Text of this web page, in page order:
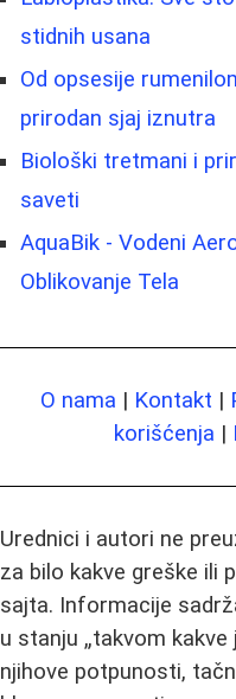
stidnih usana
Od opsesije
prirodan sjaj iznutra
Biološki tretmani i
saveti
AquaBik - Vodeni
Oblikovanje Tela
O nama | Kontakt |
korišćenja |
Urednici i autori ne
za bilo kakve greške ili
sajta. Informacije
u stanju „takvom kakve
njihove potpunosti,